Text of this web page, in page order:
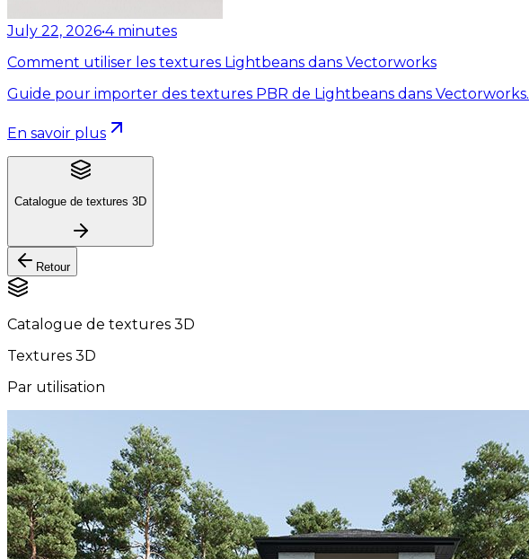
July 22, 2026•4 minutes
Comment utiliser les textures Lightbeans dans Vectorworks
Guide pour importer des textures PBR de Lightbeans dans Vectorworks.
En savoir plus
Catalogue de textures 3D
Retour
Catalogue de textures 3D
Textures 3D
Par utilisation